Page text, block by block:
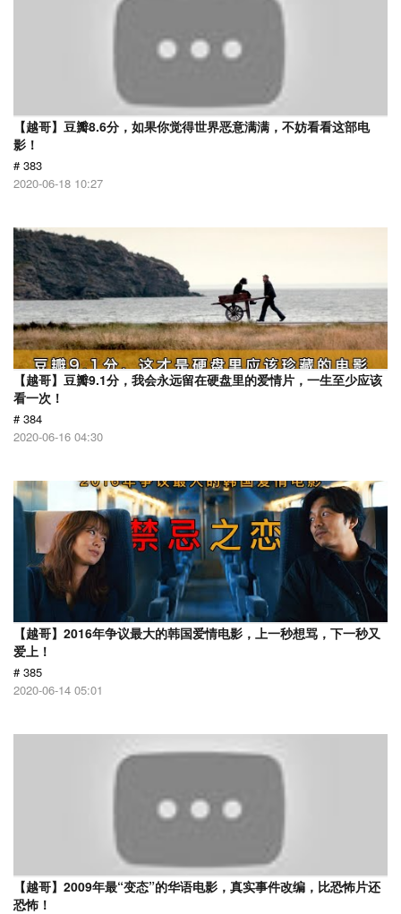
【越哥】豆瓣8.6分，如果你觉得世界恶意满满，不妨看看这部电
影！
# 383
2020-06-18 10:27
【越哥】豆瓣9.1分，我会永远留在硬盘里的爱情片，一生至少应该
看一次！
# 384
2020-06-16 04:30
【越哥】2016年争议最大的韩国爱情电影，上一秒想骂，下一秒又
爱上！
# 385
2020-06-14 05:01
【越哥】2009年最“变态”的华语电影，真实事件改编，比恐怖片还
恐怖！